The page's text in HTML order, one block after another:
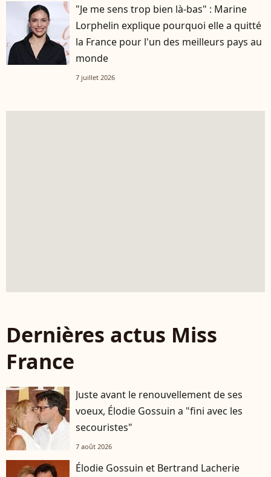
"Je me sens trop bien là-bas" : Marine
Lorphelin explique pourquoi elle a quitté
la France pour l'un des meilleurs pays au
monde
7 juillet 2026
Dernières actus Miss
France
Juste avant le renouvellement de ses
voeux, Élodie Gossuin a "fini avec les
secouristes"
7 août 2026
Élodie Gossuin et Bertrand Lacherie